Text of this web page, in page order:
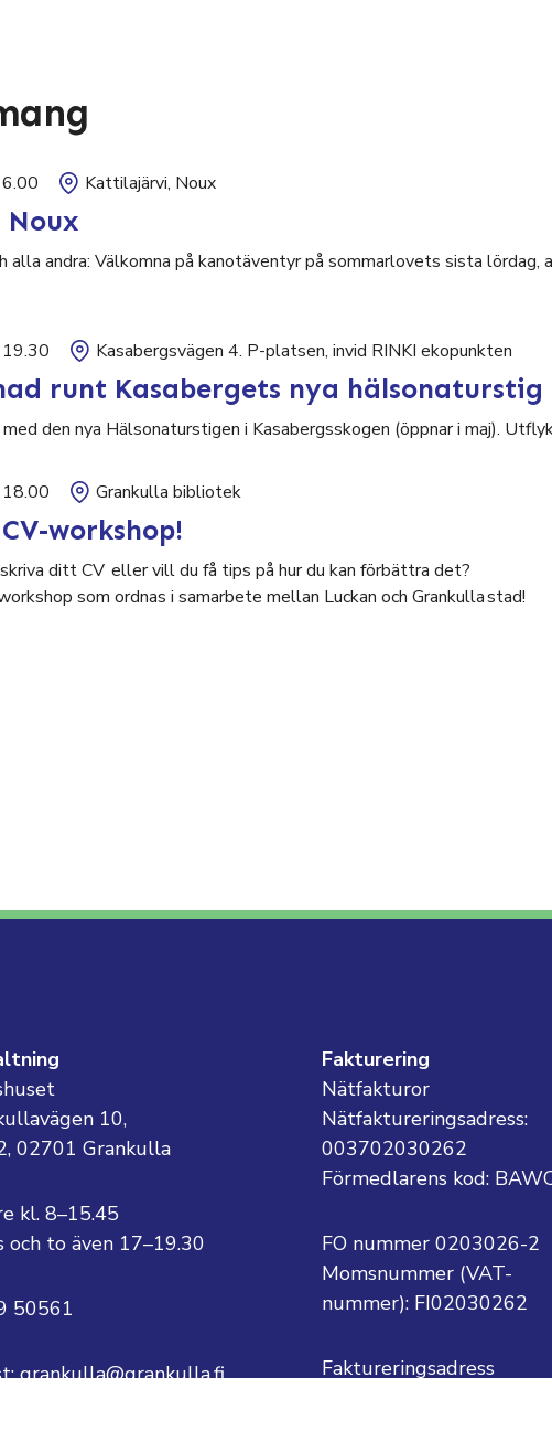
Kattilajärvi, Noux
alla andra: Välkomna på kanotäventyr på sommarlovets sista
19.30 Kasabergsvägen 4. P-platsen, invid RINKI ekopunkten
runt Kasabergets nya hälsonaturstig
den nya Hälsonaturstigen i Kasabergsskogen (öppnar i maj).
18.00 Grankulla bibliotek
workshop!
ditt CV eller vill du få tips på hur du kan förbättra det?
som ordnas i samarbete mellan Luckan och Grankulla stad!
10,
02701 Grankulla
kl. 8–15.45
och to även 17–19.30
50561
grankulla@grankulla.fi
Fakturering
Nätfakturor
Nätfaktureringsadress:
003702030262
Förmedlarens kod:
FO nummer 0203026-2
Momsnummer (VAT-
nummer): FI02030262
Faktureringsadress